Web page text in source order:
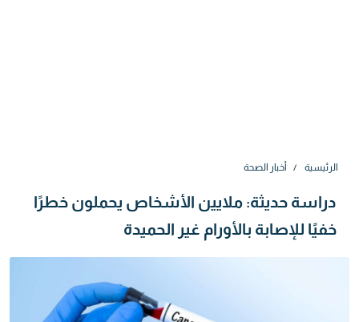
الرئيسية أخبار الصحة
دراسة حديثة: ملايين الأشخاص يحملون خطرًا
خفيًا للإصابة بالأورام غير الحميدة